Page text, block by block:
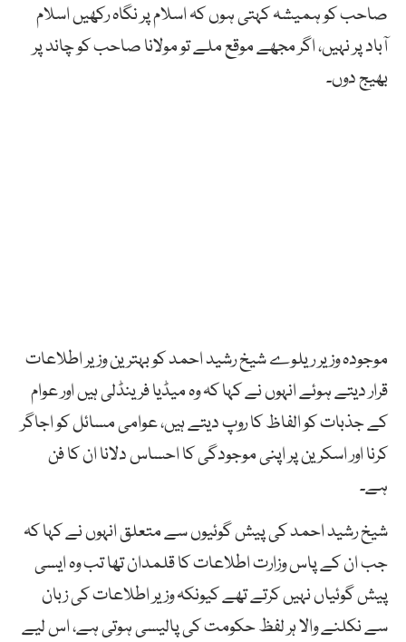
صاحب کو ہمیشہ کہتی ہوں کہ اسلام پر نگاہ رکھیں اسلام
آباد پر نہیں، اگر مجھے موقع ملے تو مولانا صاحب کو چاند پر
بھیج دوں۔
موجودہ وزیر ریلوے شیخ رشید احمد کو بہترین وزیر اطلاعات
قرار دیتے ہوئے انہوں نے کہا کہ وہ میڈیا فرینڈلی ہیں اور عوام
کے جذبات کو الفاظ کا روپ دیتے ہیں، عوامی مسائل کو اجاگر
کرنا اور اسکرین پر اپنی موجودگی کا احساس دلانا ان کا فن
ہے۔
شیخ رشید احمد کی پیش گوئیوں سے متعلق انہوں نے کہا کہ
جب ان کے پاس وزارت اطلاعات کا قلمدان تھا تب وہ ایسی
پیش گوئیاں نہیں کرتے تھے کیونکہ وزیر اطلاعات کی زبان
سے نکلنے والا ہر لفظ حکومت کی پالیسی ہوتی ہے، اس لیے